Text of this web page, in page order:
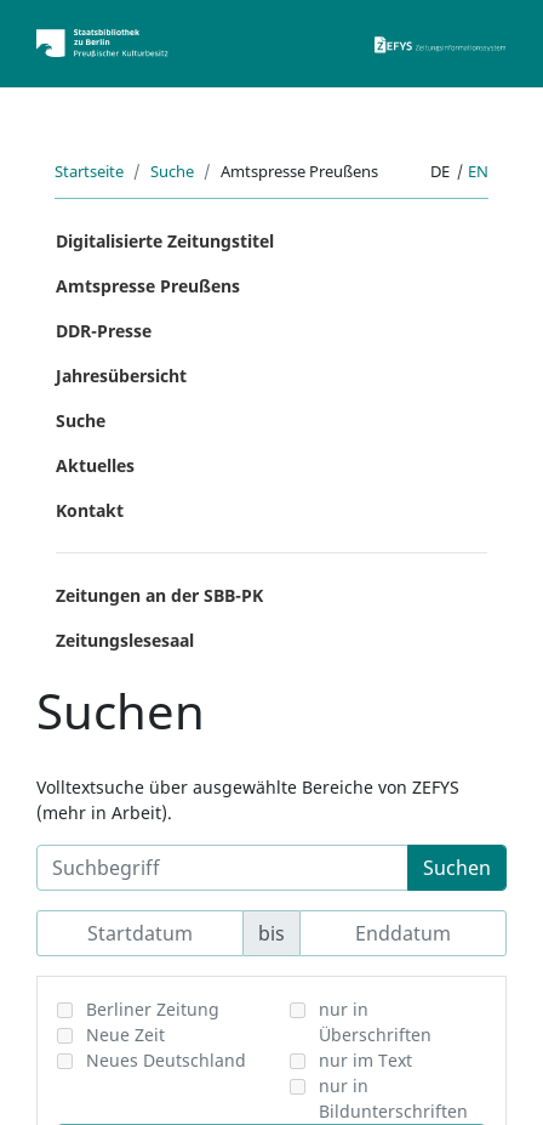
Startseite Suche Amtspresse Preußens DE | EN
Digitalisierte Zeitungstitel
Amtspresse Preußens
DDR-Presse
Jahresübersicht
Suche
Aktuelles
Kontakt
Zeitungen an der SBB-PK
Zeitungslesesaal
Suchen
Volltextsuche über ausgewählte Bereiche von ZEFYS
(mehr in Arbeit).
Suchen
bis
Berliner Zeitung
Neue Zeit
Neues Deutschland
nur in
Überschriften
nur im Text
nur in
Bildunterschriften